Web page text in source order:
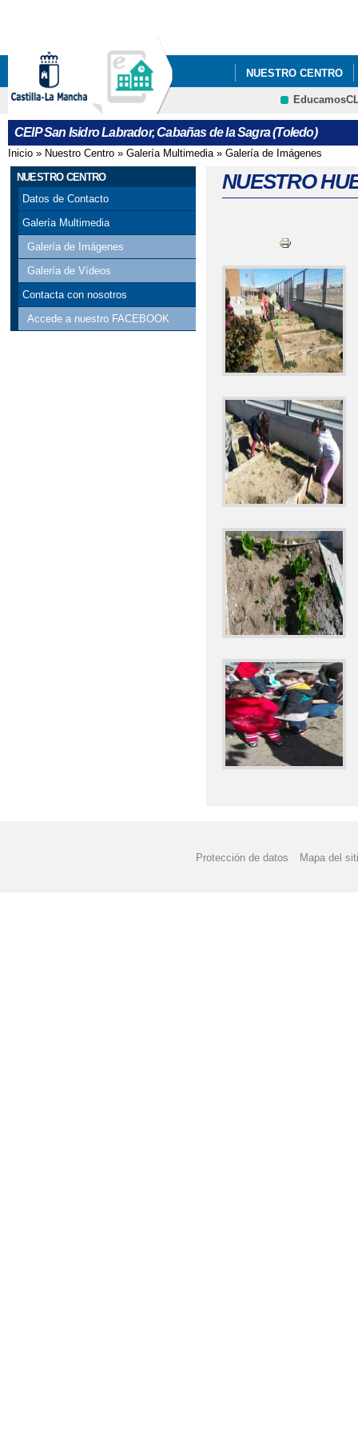
NUESTRO CENTRO
20 NOVIEMBRE. DIA
HTTPS://
BACHILLERATO/
CRFP
CEIP San Isidro Labrador, Cabañas de la Sagra (Toledo)
Se encuentra usted aquí
Inicio » Nuestro Centro » Galería Multimedia» Galería de Imágenes
NUESTRO CENTRO
Datos de Contacto
Galería Multimedia
Galería de Imágenes
Galería de Vídeos
Contacta con nosotros
Accede a nuestro FACEBOOK
NUESTRO
Protección de datos Mapa del